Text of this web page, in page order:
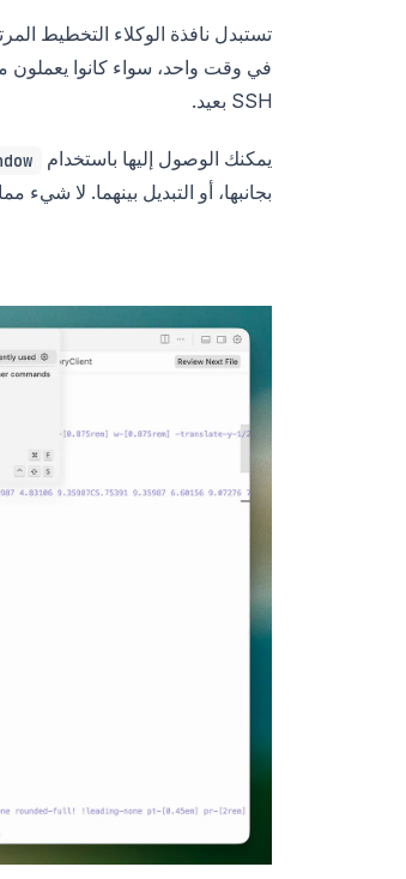
تستبدل نافذة الوكلاء التخطيط
SSH بعيد.
يمكنك الوصول إليها باستخدام
بجانبها، أو التبديل بينهما. لا شيء